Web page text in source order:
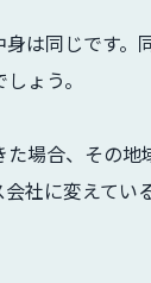
は同じです。
ょう。
場合、その地
社に変えてい